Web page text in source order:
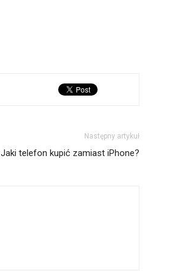
Następny artykuł
Jaki telefon kupić zamiast iPhone?